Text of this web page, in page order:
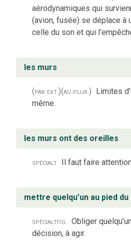
aérodynamiques qui
(avion, fusée) se déplace à
celle du son et qui
les murs
(par ext.)(au plur.) Limites
même.
les murs ont des oreilles
spécialt Il faut faire
mettre quelqu’un au pied du
spécialtfig.
Obliger
décision, à agir.